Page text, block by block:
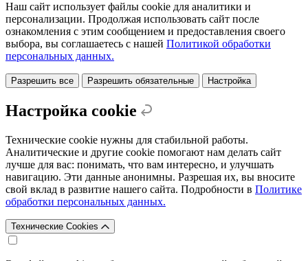
Наш сайт использует файлы cookie для аналитики и
персонализации. Продолжая использовать сайт после
ознакомления с этим сообщением и предоставления своего
выбора, вы соглашаетесь с нашей Политикой обработки
персональных данных.
Разрешить все Разрешить обязательные Настройка
Настройка cookie
Технические cookie нужны для стабильной работы.
Аналитические и другие cookie помогают нам делать сайт
лучше для вас: понимать, что вам интересно, и улучшать
навигацию. Эти данные анонимны. Разрешая их, вы вносите
свой вклад в развитие нашего сайта. Подробности в Политике
обработки персональных данных.
Технические Cookies